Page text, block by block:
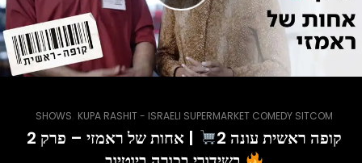
SHOWS KUPA RASHIT - ISRAELI SUPERMARKET COMEDY SITCOM
קופה ראשית עונה 2
| אחות של ראמזי – פרק 2